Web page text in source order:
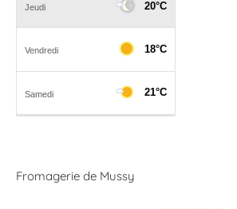
Fromagerie de Mussy